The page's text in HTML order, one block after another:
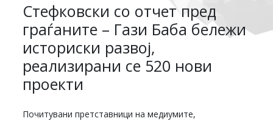
Стефковски со отчет пред
граѓаните – Гази Баба бележи
историски развој,
реализирани се 520 нови
проекти
Почитувани претставници на медиумите,